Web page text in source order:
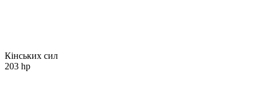
Кінських сил
203 hp